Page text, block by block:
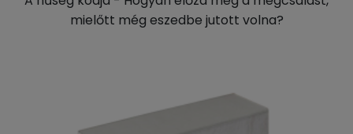
mielőtt még eszedbe jutott volna?